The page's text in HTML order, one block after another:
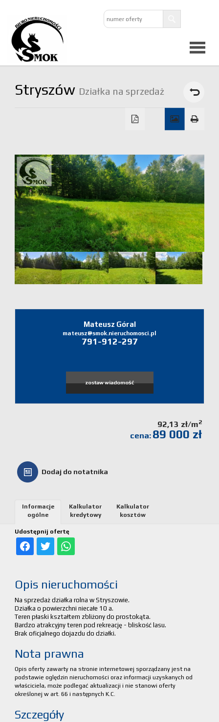
O
Oferta
Domy
Dzialki
Lokale
Stryszów Działka na sprzedaż
Mateusz Góral
mateusz@smok.nieruchomosci.pl
791-912-297
zostaw wiadomość
92,13 zł/m2
cena: 89 000 zł
Dodaj do notatnika
Udostępnij ofertę
Informacje
ogólne
Kalkulator
kredytowy
Kalkulator
kosztów
Opis nieruchomości
Na sprzedaż działka rolna w Stryszowie.
Działka o powierzchni niecałe 10 a.
Teren płaski kształtem zbliżony do prostokąta.
Bardzo atrakcyjny teren pod rekreację - bliskość lasu.
Brak oficjalnego dojazdu do działki.
Nota prawna
Opis oferty zawarty na stronie internetowej sporządzany jest na
podstawie oględzin nieruchomości oraz informacji uzyskanych od
właściciela, może podlegać aktualizacji i nie stanowi oferty
określonej w art. 66 i następnych K.C.
Szczegóły